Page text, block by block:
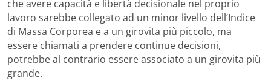
che avere capacità e libertà decisionale nel proprio
lavoro sarebbe collegato ad un minor livello dell’Indice
di Massa Corporea e a un girovita più piccolo, ma
essere chiamati a prendere continue decisioni,
potrebbe al contrario essere associato a un girovita più
grande.